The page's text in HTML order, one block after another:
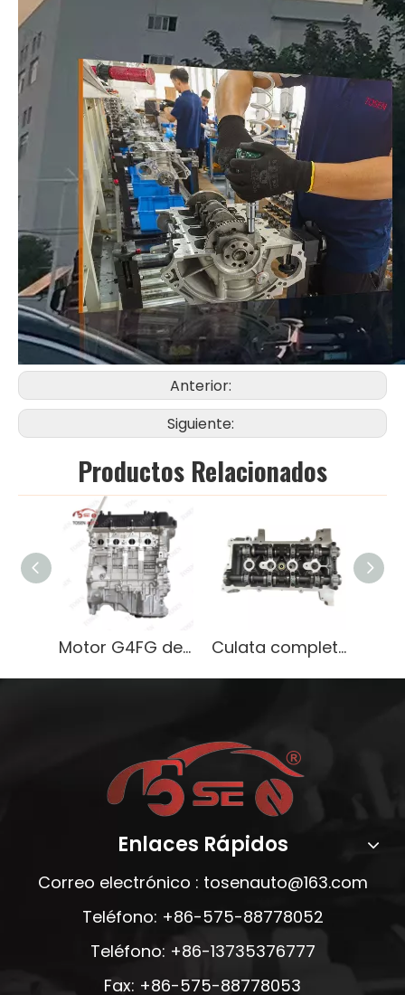
Anterior:
Siguiente:
Productos Relacionados
Motor G4FG de gasolina 2.0L avanzado para sedanes Hyundai Culata completa de fabricación de motores K4M para Renault
Enlaces Rápidos
Correo electrónico : tosenauto@163.com
Teléfono: +86-575-88778052
Teléfono: +86-13735376777
Fax: +86-575-88778053